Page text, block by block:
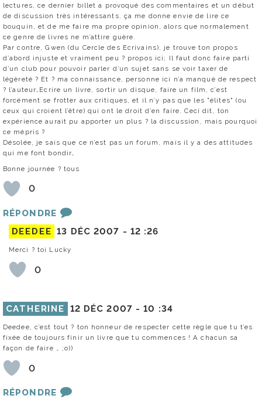
lectures, ce dernier billet a provoqué des commentaires et un début
de discussion très intéressants. ça me donne envie de lire ce
bouquin, et de me faire ma propre opinion, alors que normalement
ce genre de livres ne m’attire guère.
Par contre, Gwen (du Cercle des Ecrivains), je trouve ton propos
d’abord injuste et vraiment peu ? propos ici; Il faut donc faire parti
d’un club pour pouvoir parler d’un sujet sans se voir taxer de
légèreté ? Et ? ma connaissance, personne ici n’a manqué de respect
? l’auteur…Ecrire un livre, sortir un disque, faire un film, c’est
forcément se frotter aux critiques, et il n’y pas que les "élites" (ou
ceux qui croient l’être) qui ont le droit d’en faire. Ceci dit, ton
expérience aurait pu apporter un plus ? la discussion, mais pourquoi
ce mépris ?
Désolée, je sais que ce n’est pas un forum, mais il y a des attitudes
qui me font bondir…
Bonne journée ? tous
0
RÉPONDRE
DEEDEE 13 DÉC 2007 - 12 :26
Merci ? toi Lucky
0
CATHERINE 12 DÉC 2007 -10 :34
Deedee, c’est tout ? ton honneur de respecter cette règle que tu t’es
fixée de toujours finir un livre que tu commences ! A chacun sa
façon de faire … ;o))
0
RÉPONDRE